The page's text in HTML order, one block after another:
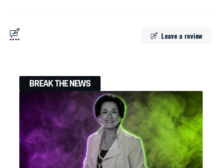
Leave a review
BREAK THE NEWS